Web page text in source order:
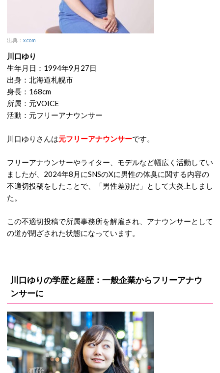
出典： x.com
川口ゆり
生年月日：1994年9月27日
出身：北海道札幌市
身長：168cm
所属：元VOICE
活動：元フリーアナウンサー
川口ゆりさんは元フリーアナウンサーです。
フリーアナウンサーやライター、モデルなど幅広く活動してい
ましたが、2024年8月にSNSのXに男性の体臭に関する内容の
不適切投稿をしたことで、「男性差別だ」として大炎上しまし
た。
この不適切投稿で所属事務所を解雇され、アナウンサーとして
の道が閉ざされた状態になっています。
川口ゆりの学歴と経歴：一般企業からフリーアナウ
ンサーに